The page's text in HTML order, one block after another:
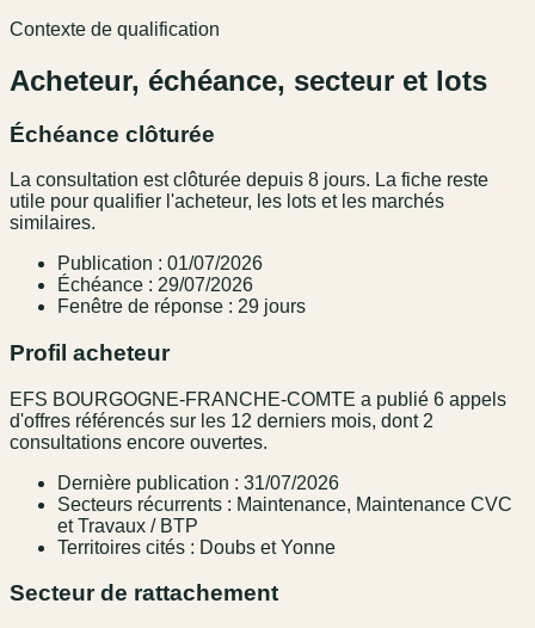
Contexte de qualification
Acheteur, échéance, secteur et lots
Échéance clôturée
La consultation est clôturée depuis 8 jours. La fiche reste
utile pour qualifier l'acheteur, les lots et les marchés
similaires.
Publication : 01/07/2026
Échéance : 29/07/2026
Fenêtre de réponse : 29 jours
Profil acheteur
EFS BOURGOGNE-FRANCHE-COMTE a publié 6 appels
d'offres référencés sur les 12 derniers mois, dont 2
consultations encore ouvertes.
Dernière publication : 31/07/2026
Secteurs récurrents : Maintenance, Maintenance CVC
et Travaux / BTP
Territoires cités : Doubs et Yonne
Secteur de rattachement